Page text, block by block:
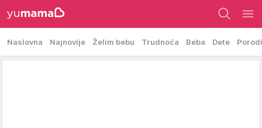
Naslovna Najnovije Želim bebu Trudnoća Beba Dete